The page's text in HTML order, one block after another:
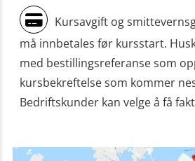
ROC sertifikat
(GMDSS) (ORC102)
ROC sertifikat
(ORC103)
Skadestedsledelse
(OER118)
Kursavgift og
må innbetales før kursstart.
med bestillingsreferanse som
kursbekreftelse som kommer
Bedriftskunder kan velge å få